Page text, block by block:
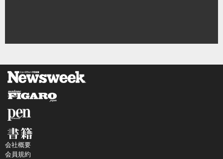
会社概要
会員規約